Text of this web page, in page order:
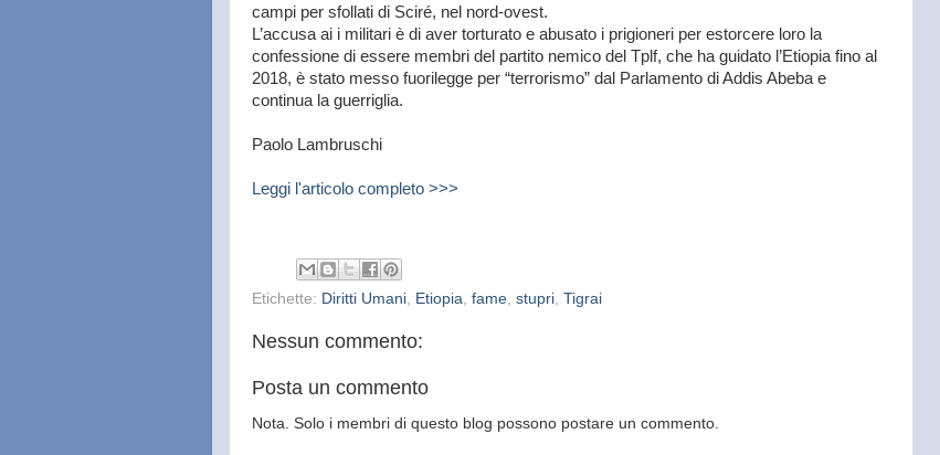
campi per sfollati di Sciré, nel nord-ovest.
L’accusa ai i militari è di aver torturato e abusato i prigioneri per estorcere loro la
confessione di essere membri del partito nemico del Tplf, che ha guidato l’Etiopia fino al
2018, è stato messo fuorilegge per “terrorismo” dal Parlamento di Addis Abeba e
continua la guerriglia.
Paolo Lambruschi
Leggi l'articolo completo >>>
Etichette: Diritti Umani, Etiopia, fame, stupri, Tigrai
Nessun commento:
Posta un commento
Nota. Solo i membri di questo blog possono postare un commento.